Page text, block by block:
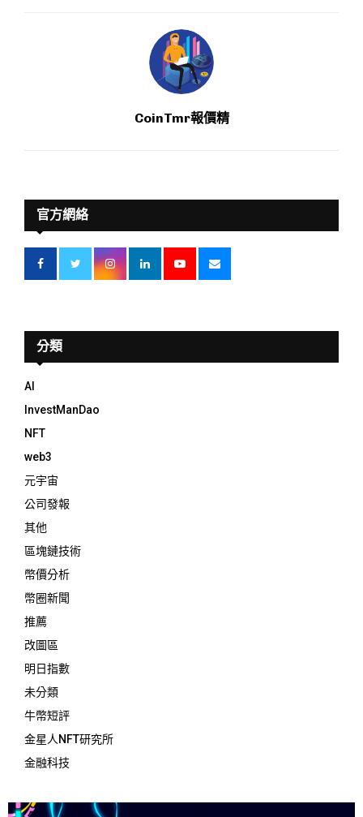
CoinTmr報價精
官方網絡
分類
AI
InvestManDao
NFT
web3
元宇宙
公司發報
其他
區塊鏈技術
幣價分析
幣圈新聞
推薦
改圖區
明日指數
未分類
牛幣短評
金星人NFT研究所
金融科技